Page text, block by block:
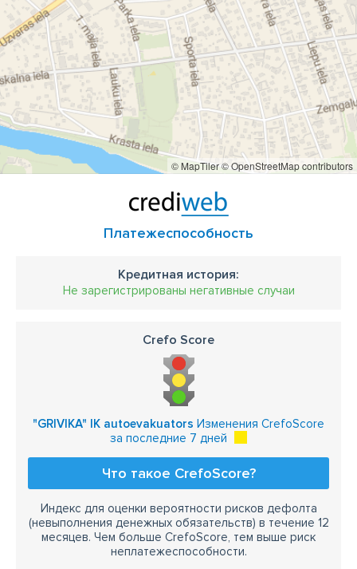
© MapTiler© OpenStreetMap contributors
Платежеспособность
Кредитная история:
Не зарегистрированы негативные случаи
Crefo Score
"GRIVIKA" IK autoevakuators Изменения CrefoScore
за последние 7 дней
Что такое CrefoScore?
Индекс для оценки вероятности рисков дефолта
(невыполнения денежных обязательств) в течение 12
месяцев. Чем больше CrefoScore, тем выше риск
неплатежеспособности.